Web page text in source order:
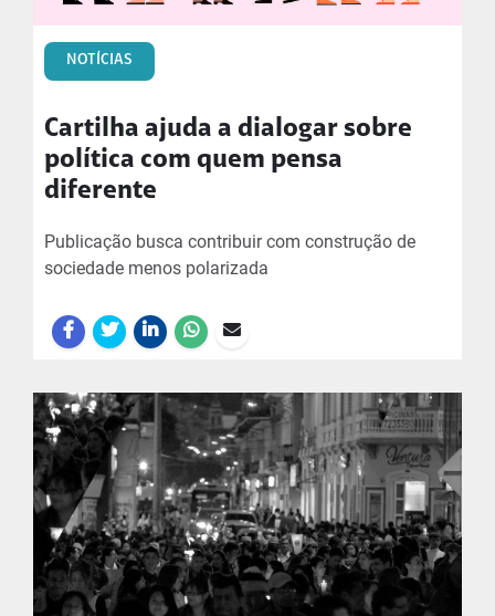
NOTÍCIAS
Cartilha ajuda a dialogar sobre
política com quem pensa
diferente
Publicação busca contribuir com construção de
sociedade menos polarizada